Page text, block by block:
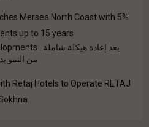
Mersea North Coast with 5%
up to 15 years
من النمو بدعم
Retaj Hotels to Operate RETAJ